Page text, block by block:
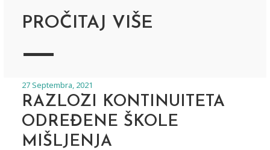
PROČITAJ VIŠE
27 Septembra, 2021
RAZLOZI KONTINUITETA
ODREĐENE ŠKOLE
MIŠLJENJA